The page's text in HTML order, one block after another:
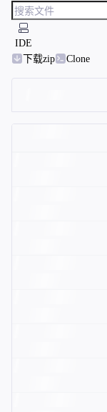
IDE
下载zip
Clone